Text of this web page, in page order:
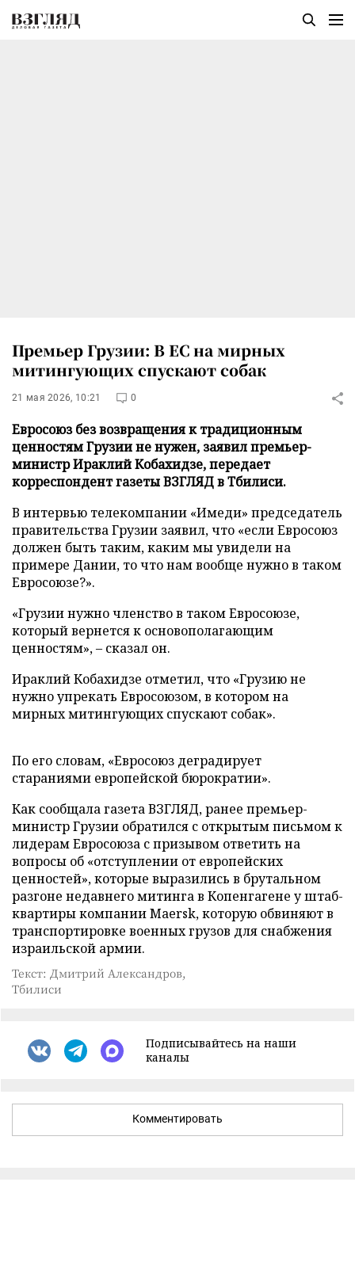
Премьер Грузии: В ЕС на мирных
митингующих спускают собак
21 мая 2026, 10:21 0
Евросоюз без возвращения к традиционным
ценностям Грузии не нужен, заявил премьер-
министр Ираклий Кобахидзе, передает
корреспондент газеты ВЗГЛЯД в Тбилиси.
В интервью телекомпании «Имеди» председатель
правительства Грузии заявил, что «если Евросоюз
должен быть таким, каким мы увидели на
примере Дании, то что нам вообще нужно в таком
Евросоюзе?».
«Грузии нужно членство в таком Евросоюзе,
который вернется к основополагающим
ценностям», – сказал он.
Ираклий Кобахидзе отметил, что «Грузию не
нужно упрекать Евросоюзом, в котором на
мирных митингующих спускают собак».
По его словам, «Евросоюз деградирует
стараниями европейской бюрократии».
Как сообщала газета ВЗГЛЯД, ранее премьер-
министр Грузии обратился с открытым письмом к
лидерам Евросоюза с призывом ответить на
вопросы об «отступлении от европейских
ценностей», которые выразились в брутальном
разгоне недавнего митинга в Копенгагене у штаб-
квартиры компании Maersk, которую обвиняют в
транспортировке военных грузов для снабжения
израильской армии.
Текст: Дмитрий Александров,
Тбилиси
Подписывайтесь на наши
каналы
Комментировать